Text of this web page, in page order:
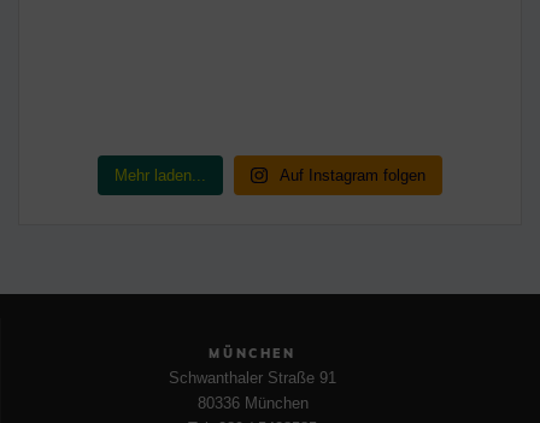
Mehr laden... Auf Instagram folgen
MÜNCHEN
Schwanthaler Straße 91
80336 München